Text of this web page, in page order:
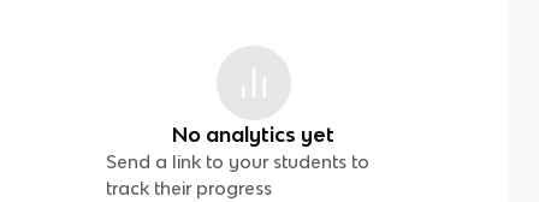
No analytics yet
Send a link to your students to
track their progress